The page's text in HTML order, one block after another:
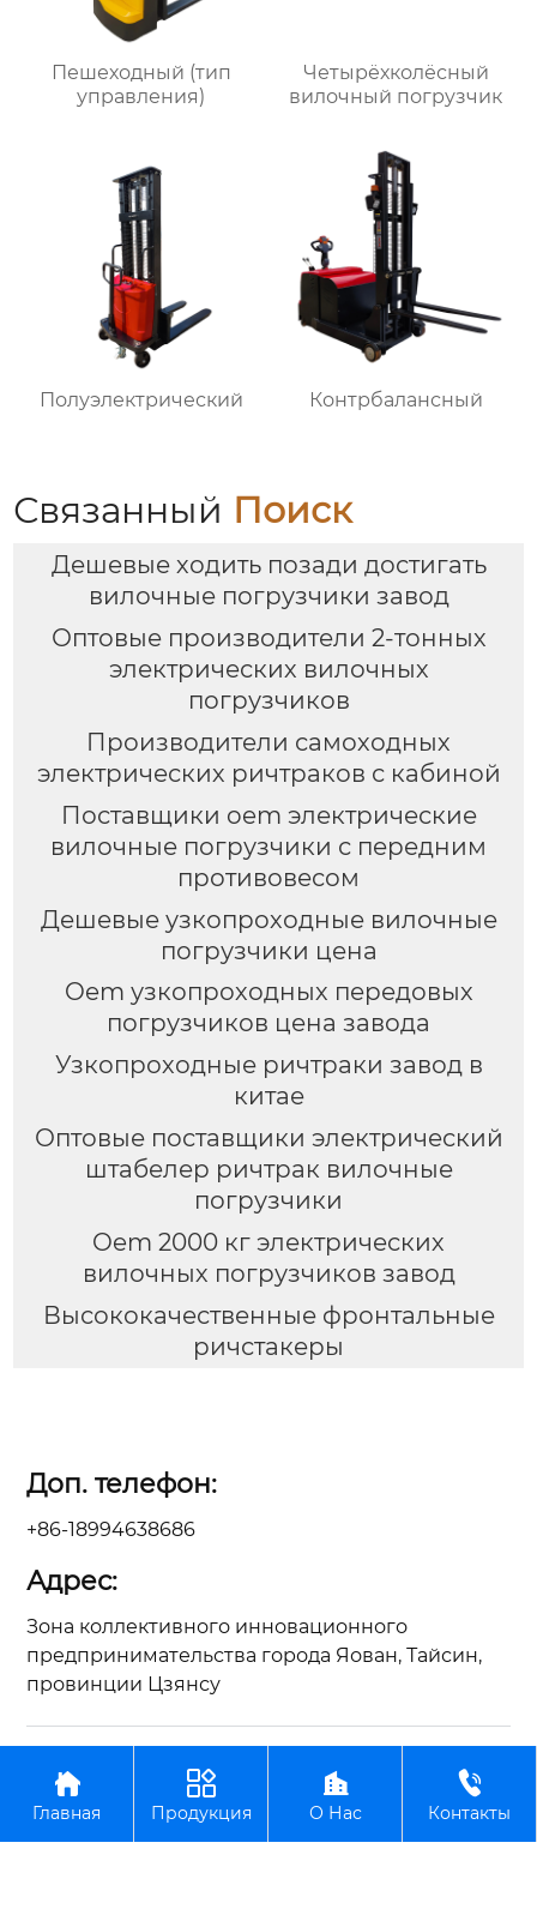
Пешеходный (тип
управления)
Четырёхколёсный
вилочный погрузчик
Полуэлектрический Контрбалансный
Связанный Поиск
Дешевые ходить позади достигать
вилочные погрузчики завод
Оптовые производители 2-тонных
электрических вилочных
погрузчиков
Производители самоходных
электрических ричтраков с кабиной
Поставщики oem электрические
вилочные погрузчики с передним
противовесом
Дешевые узкопроходные вилочные
погрузчики цена
Oem узкопроходных передовых
погрузчиков цена завода
Узкопроходные ричтраки завод в
китае
Оптовые поставщики электрический
штабелер ричтрак вилочные
погрузчики
Oem 2000 кг электрических
вилочных погрузчиков завод
Высококачественные фронтальные
ричстакеры
Доп. телефон:
+86-18994638686
Адрес:
Зона коллективного инновационного
предпринимательства города Яован, Тайсин,
провинции Цзянсу
производству вилочных погрузчиков

Главная

Продукция

О Нас

Контакты